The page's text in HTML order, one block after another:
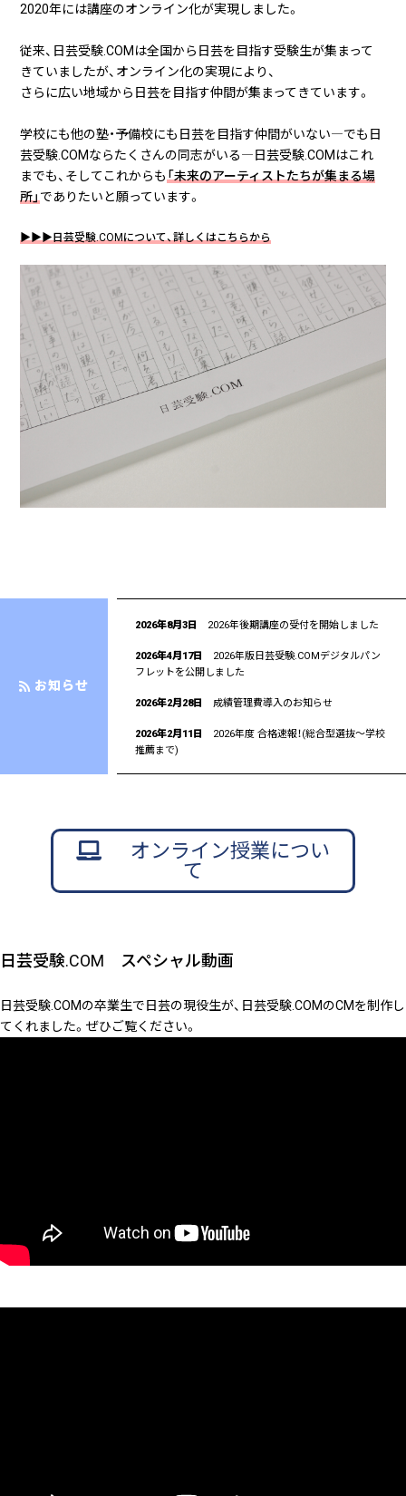
2020年には講座のオンライン化が実現しました。
従来、日芸受験.COMは全国から日芸を目指す受験生が集まって
きていましたが、オンライン化の実現により、
さらに広い地域から日芸を目指す仲間が集まってきています。
学校にも他の塾・予備校にも日芸を目指す仲間がいない―でも日
芸受験.COMならたくさんの同志がいる―日芸受験.COMはこれ
までも、そしてこれからも 「未来のアーティストたちが集まる場
所」 でありたいと願っています。
▶▶▶日芸受験.COMについて、詳しくはこちらから
お知らせ
2026年8月3日 2026年後期講座の受付を開始しました
2026年4月17日
2026年版日芸受験.COMデジタルパン
フレットを公開しました
2026年2月28日 成績管理費導入のお知らせ
2026年2月11日
2026年度 合格速報！(総合型選抜〜学校
推薦まで)
オンライン授業につい
て
日芸受験.COM スペシャル動画
日芸受験.COMの卒業生で日芸の現役生が、日芸受験.COMのCMを制作し
てくれました。ぜひご覧ください。